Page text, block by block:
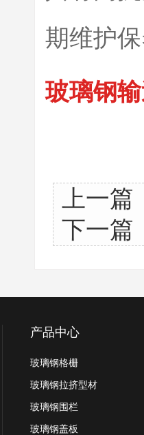
期维护
玻璃钢
上一篇
下一篇
产品中心
玻璃钢格栅
玻璃钢拉挤型材
玻璃钢围栏
玻璃钢盖板